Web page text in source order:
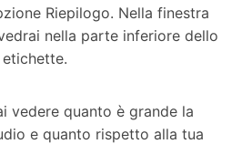
Riepilogo. Nella finestra
nella parte inferiore dello
vedere quanto è grande la
e quanto rispetto alla tua